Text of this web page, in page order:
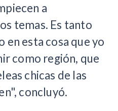
a
temas. Es tanto
esta cosa que yo
como región, que
chicas de las
concluyó.